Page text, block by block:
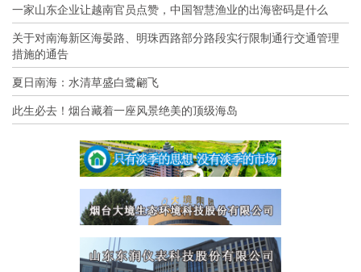
一家山东企业让越南官员点赞，中国智慧渔业的出海密码是什么
关于对南海新区海晏路、明珠西路部分路段实行限制通行交通管理
措施的通告
夏日南海：水清草盛白鹭翩飞
此生必去！烟台藏着一座风景绝美的顶级海岛